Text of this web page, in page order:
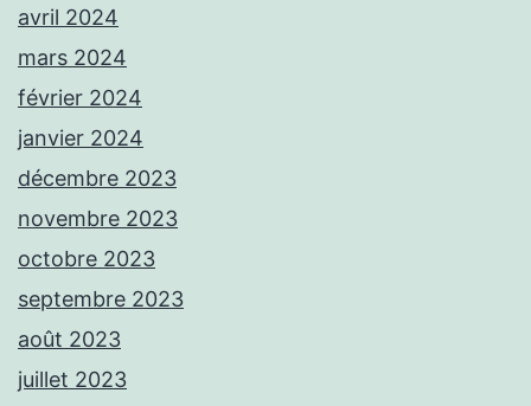
avril 2024
mars 2024
février 2024
janvier 2024
décembre 2023
novembre 2023
octobre 2023
septembre 2023
août 2023
juillet 2023